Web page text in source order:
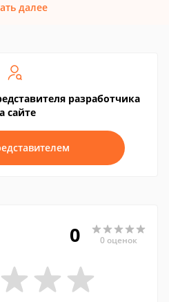
далее
разработчика
сайте
0 0 оценок